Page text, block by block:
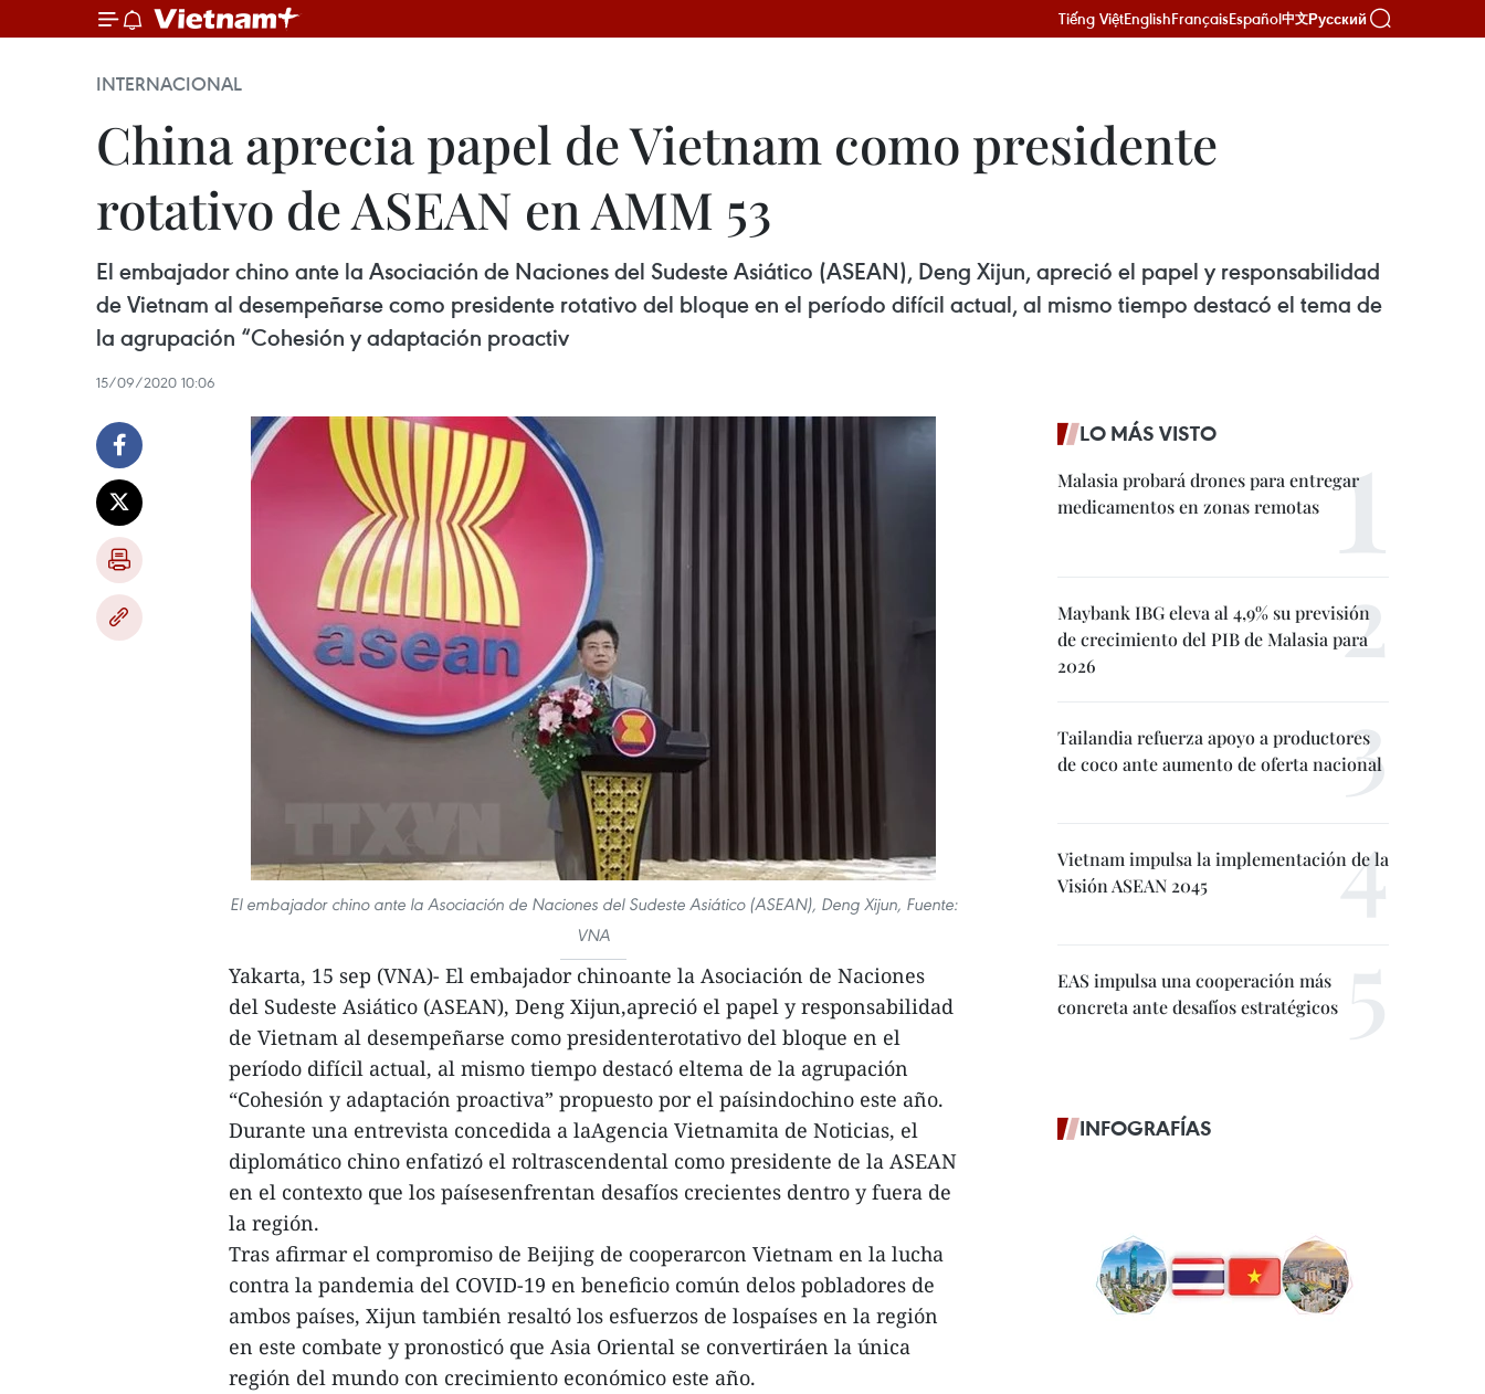
Tiếng ViệtEnglishFrançaisEspañol中文Русский
INTERNACIONAL
China aprecia papel de Vietnam como presidente
rotativo de ASEAN en AMM 53
El embajador chino ante la Asociación de Naciones del Sudeste Asiático (ASEAN), Deng Xijun, apreció el papel y responsabilidad
de Vietnam al desempeñarse como presidente rotativo del bloque en el período difícil actual, al mismo tiempo destacó el tema de
la agrupación “Cohesión y adaptación proactiv
15/09/2020 10:06
El embajador chino ante la Asociación de Naciones del Sudeste Asiático (ASEAN), Deng Xijun, Fuente:
VNA
Yakarta, 15 sep (VNA)- El embajador chinoante la Asociación de Naciones
del Sudeste Asiático (ASEAN), Deng Xijun,apreció el papel y responsabilidad
de Vietnam al desempeñarse como presidenterotativo del bloque en el
período difícil actual, al mismo tiempo destacó eltema de la agrupación
“Cohesión y adaptación proactiva” propuesto por el paísindochino este año.
Durante una entrevista concedida a laAgencia Vietnamita de Noticias, el
diplomático chino enfatizó el roltrascendental como presidente de la ASEAN
en el contexto que los paísesenfrentan desafíos crecientes dentro y fuera de
la región.
Tras afirmar el compromiso de Beijing de cooperarcon Vietnam en la lucha
contra la pandemia del COVID-19 en beneficio común delos pobladores de
ambos países, Xijun también resaltó los esfuerzos de lospaíses en la región
en este combate y pronosticó que Asia Oriental se convertiráen la única
región del mundo con crecimiento económico este año.
LO MÁS VISTO
Malasia probará drones para entregar
medicamentos en zonas remotas
Maybank IBG eleva al 4,9% su previsión
de crecimiento del PIB de Malasia para
2026
Tailandia refuerza apoyo a productores
de coco ante aumento de oferta nacional
Vietnam impulsa la implementación de la
Visión ASEAN 2045
EAS impulsa una cooperación más
concreta ante desafíos estratégicos
INFOGRAFÍAS